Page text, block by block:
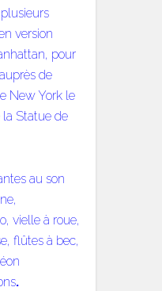
version
pour
de
New York le
la Statue de
au son
vielle à roue,
flûtes à bec,
.